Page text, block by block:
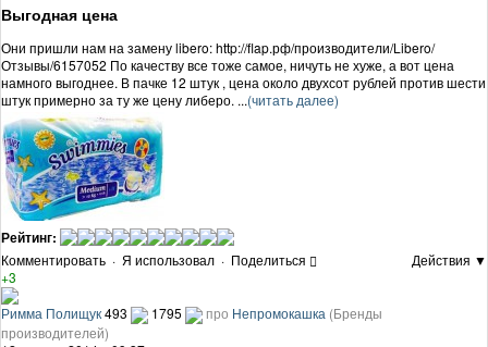
Выгодная цена
Они пришли нам на замену libero: http://flap.рф/производители/Libero/
Отзывы/6157052 По качеству все тоже самое, ничуть не хуже, а вот цена
намного выгоднее. В пачке 12 штук , цена около двухсот рублей против шести
штук примерно за ту же цену либеро. ...(читать далее)
Рейтинг:
Комментировать · Я использовал · Поделиться
Действия ▼
+3
Римма Полищук493 1795 про Непромокашка (Бренды
производителей)